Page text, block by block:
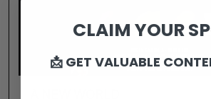
CLAIM YOUR
📩 GET VALUABLE